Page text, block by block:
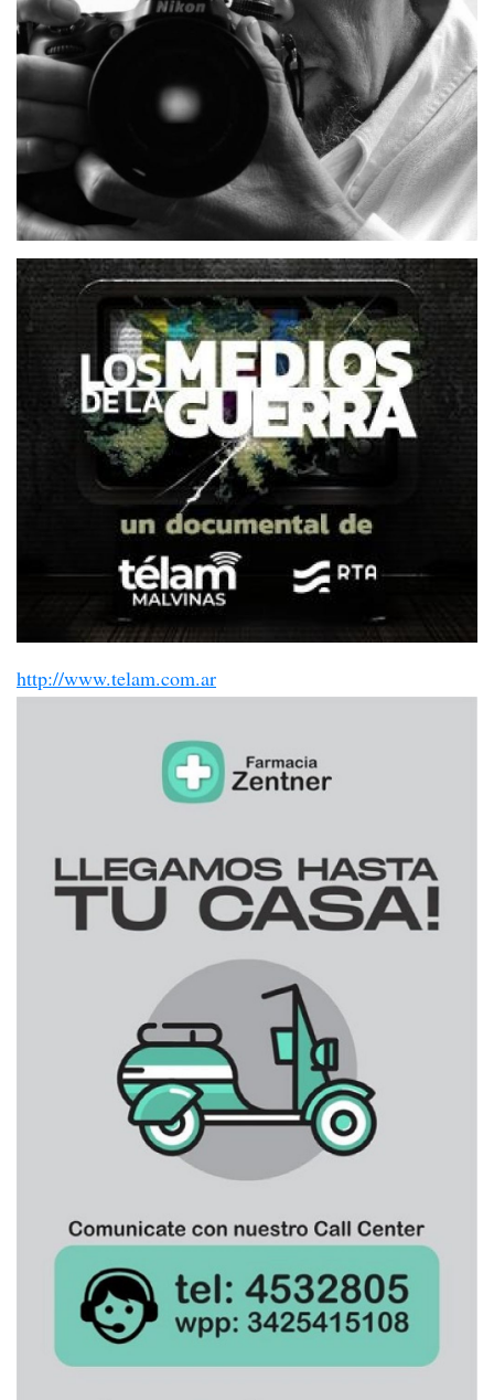
http://www.telam.com.ar